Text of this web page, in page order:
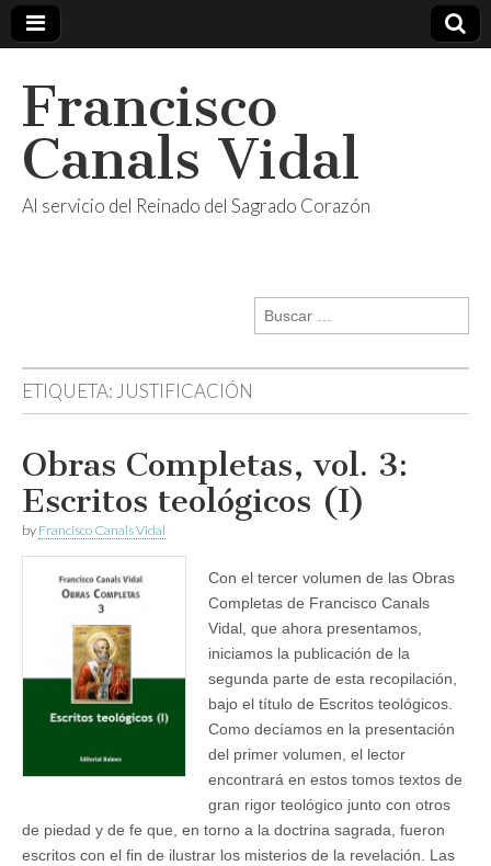
Francisco
Canals Vidal
Al servicio del Reinado del Sagrado Corazón
Buscar:
ETIQUETA: JUSTIFICACIÓN
Obras Completas, vol. 3:
Escritos teológicos (I)
by Francisco Canals Vidal
Con el tercer volumen de las Obras
Completas de Francisco Canals
Vidal, que ahora presentamos,
iniciamos la publicación de la
segunda parte de esta recopilación,
bajo el título de Escritos teológicos.
Como decíamos en la presentación
del primer volumen, el lector
encontrará en estos tomos textos de
gran rigor teológico junto con otros
de piedad y de fe que, en torno a la doctrina sagrada, fueron
escritos con el fin de ilustrar los misterios de la revelación. Las